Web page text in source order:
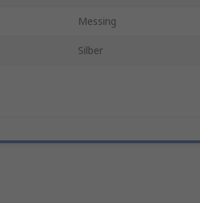
Messing
Silber